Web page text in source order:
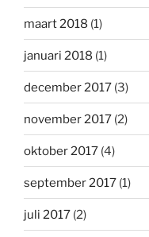
maart 2018 (1)
januari 2018 (1)
december 2017 (3)
november 2017 (2)
oktober 2017 (4)
september 2017 (1)
juli 2017 (2)